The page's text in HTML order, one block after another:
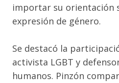
importar su orientación
expresión de género.
Se destacó la
activista LGBT y
humanos. Pinzón